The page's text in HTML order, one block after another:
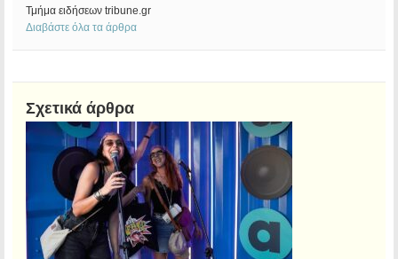
Τμήμα ειδήσεων tribune.gr
Διαβάστε όλα τα άρθρα
Σχετικά άρθρα